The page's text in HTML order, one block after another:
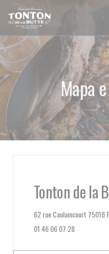
Painel de Gerenciamento de Cookies
Mapa
Tonton de la
62 rue Caulaincourt 75018
01 46 06 07 28